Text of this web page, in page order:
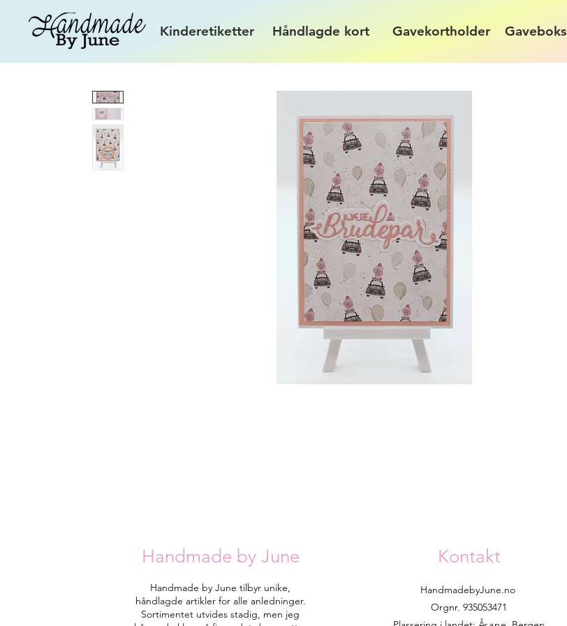
Kinderetiketter Håndlagde kort Gavekortholder Gaveboks
Handmade by June
Handmade by June tilbyr unike,
håndlagde artikler for alle anledninger.
Sortimentet utvides stadig, men jeg
Kontakt
HandmadebyJune.no
Orgnr. 935053471